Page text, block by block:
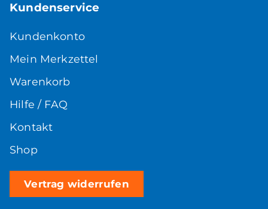
Kundenservice
Kundenkonto
Mein Merkzettel
Warenkorb
Hilfe / FAQ
Kontakt
Shop
Vertrag widerrufen